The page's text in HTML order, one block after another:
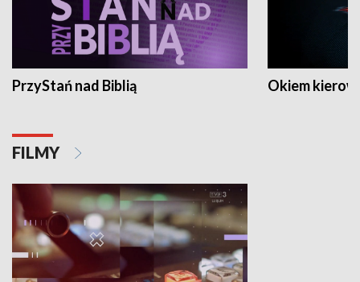
PrzyStań nad Biblią Okiem
FILMY